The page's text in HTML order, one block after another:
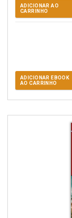
ADICIONAR AO
CARRINHO
ADICIONAR EBOOK
AO CARRINHO